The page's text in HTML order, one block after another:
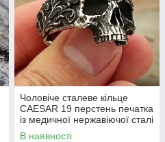
Чоловіче сталеве кільце
CAESAR 19 перстень печатка
із медичної нержавіючої сталі
316L з Черепом
В наявності